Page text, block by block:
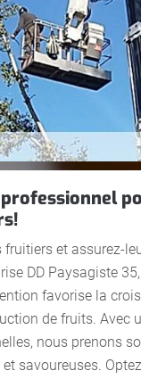
fruitiers et assurez-
DD Paysagiste
favorise la
de fruits. Avec
nous prenons
savoureuses.